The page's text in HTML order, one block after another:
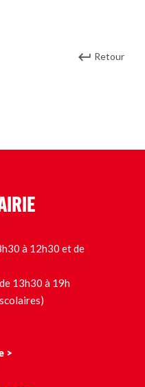
Retour
à 12h30 et de
13h30 à 19h
>